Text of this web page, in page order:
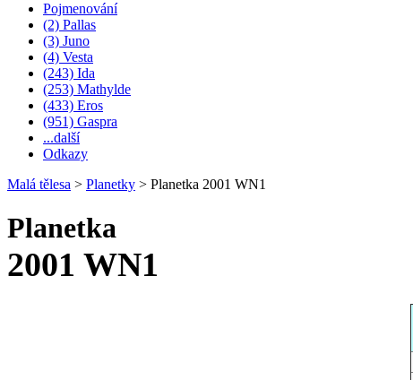
Pojmenování
(2) Pallas
(3) Juno
(4) Vesta
(243) Ida
(253) Mathylde
(433) Eros
(951) Gaspra
...další
Odkazy
Malá tělesa > Planetky > Planetka 2001 WN1
Planetka
2001 WN1